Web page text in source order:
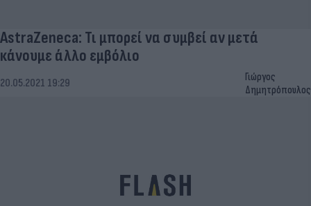
AstraZeneca: Τι μπορεί να συμβεί αν μετά
κάνουμε άλλο εμβόλιο
20.05.2021 19:29
Γιώργος
Δημητρόπουλος